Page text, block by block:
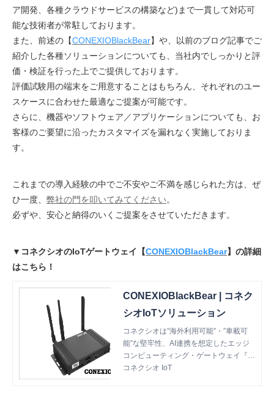
ア開発、各種クラウドサービスの構築など)まで一貫して対応可
能な技術者が常駐しております。
また、前述の【CONEXIOBlackBear】や、以前のブログ記事でご
紹介した各種ソリューションについても、当社内でしっかりと評
価・検証を行った上でご提供しております。
評価試験用の端末をご用意することはもちろん、それぞれのユー
スケースに合わせた最適なご提案が可能です。
さらに、機器やソフトウェア／アプリケーションについても、お
客様のご要望に沿ったカスタマイズを漏れなく実施しておりま
す。
これまでの導入経験の中でご不安やご不満を感じられた方は、ぜ
ひ一度、 弊社の門を叩いてみてください。
必ずや、安心と納得のいくご提案をさせていただきます。
▼コネクシオのIoTゲートウェイ【CONEXIOBlackBear】の詳細
はこちら！
CONEXIOBlackBear | コネク
シオIoTソリューション
コネクシオは”海外利用可能”・”車載可
能”な堅牢性、AI連携を想定したエッジ
コンピューティング・ゲートウェイ『C
ONEXIOBlackBear』を開発しました。I
コネクシオ IoT